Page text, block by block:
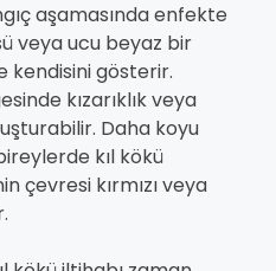
aşamasında enfekte
veya ucu beyaz bir
kendisini gösterir.
kızarıklık veya
Daha koyu
kıl kökü
çevresi kırmızı veya